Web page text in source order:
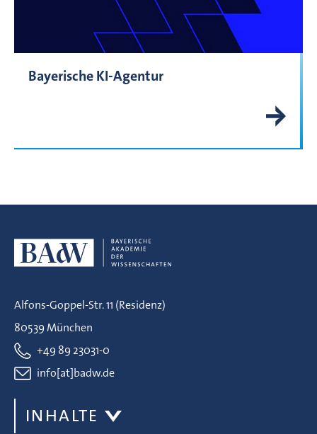
Bayerische KI-Agentur
Alfons-Goppel-Str. 11 (Residenz)
80539 München
+49 89 23031-0
info[at]badw.de
INHALTE